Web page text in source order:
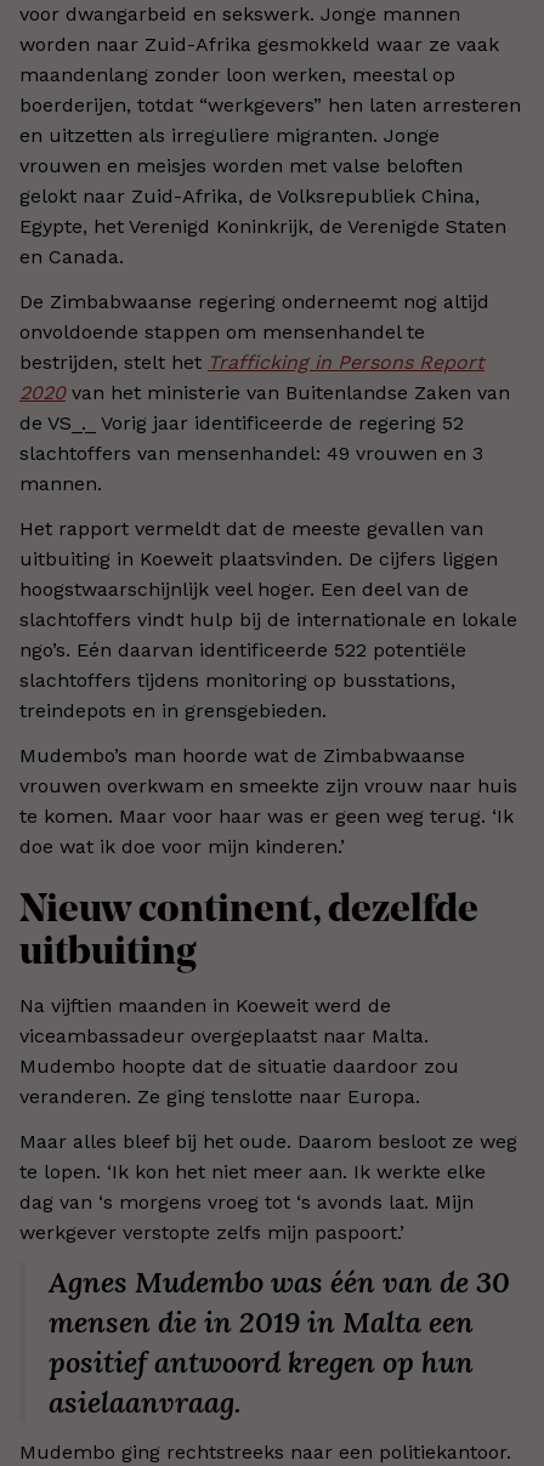
voor dwangarbeid en sekswerk. Jonge mannen
worden naar Zuid-Afrika gesmokkeld waar ze vaak
maandenlang zonder loon werken, meestal op
boerderijen, totdat “werkgevers” hen laten arresteren
en uitzetten als irreguliere migranten. Jonge
vrouwen en meisjes worden met valse beloften
gelokt naar Zuid-Afrika, de Volksrepubliek China,
Egypte, het Verenigd Koninkrijk, de Verenigde Staten
en Canada.
De Zimbabwaanse regering onderneemt nog altijd
onvoldoende stappen om mensenhandel te
bestrijden, stelt het Trafficking in Persons Report
2020van het ministerie van Buitenlandse Zaken van
de VS_._ Vorig jaar identificeerde de regering 52
slachtoffers van mensenhandel: 49 vrouwen en 3
mannen.
Het rapport vermeldt dat de meeste gevallen van
uitbuiting in Koeweit plaatsvinden. De cijfers liggen
hoogstwaarschijnlijk veel hoger. Een deel van de
slachtoffers vindt hulp bij de internationale en lokale
ngo’s. Eén daarvan identificeerde 522 potentiële
slachtoffers tijdens monitoring op busstations,
treindepots en in grensgebieden.
Mudembo’s man hoorde wat de Zimbabwaanse
vrouwen overkwam en smeekte zijn vrouw naar huis
te komen. Maar voor haar was er geen weg terug. ‘Ik
doe wat ik doe voor mijn kinderen.’
Nieuw continent, dezelfde
uitbuiting
Na vijftien maanden in Koeweit werd de
viceambassadeur overgeplaatst naar Malta.
Mudembo hoopte dat de situatie daardoor zou
veranderen. Ze ging tenslotte naar Europa.
Maar alles bleef bij het oude. Daarom besloot ze weg
te lopen. ‘Ik kon het niet meer aan. Ik werkte elke
dag van ‘s morgens vroeg tot ‘s avonds laat. Mijn
werkgever verstopte zelfs mijn paspoort.’
Agnes Mudembo was één van de 30
mensen die in 2019 in Malta een
positief antwoord kregen op hun
asielaanvraag.
Mudembo ging rechtstreeks naar een politiekantoor.